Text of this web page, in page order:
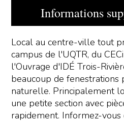
Informations
Local au centre-ville tout
campus de l'UQTR, du
l'Ouvrage d'IDÉ Trois-
beaucoup de fenestrations
naturelle. Principalement
une petite section avec
rapidement. Informez-